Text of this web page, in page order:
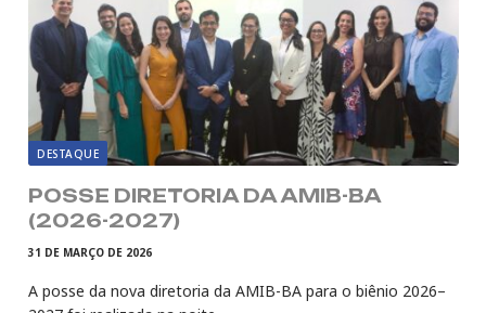
DESTAQUE
POSSE DIRETORIA DA AMIB-BA
(2026-2027)
31 DE MARÇO DE 2026
A posse da nova diretoria da AMIB-BA para o biênio 2026–